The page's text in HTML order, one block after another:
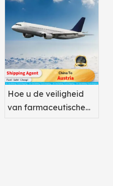
Hoe u de veiligheid
van farmaceutische